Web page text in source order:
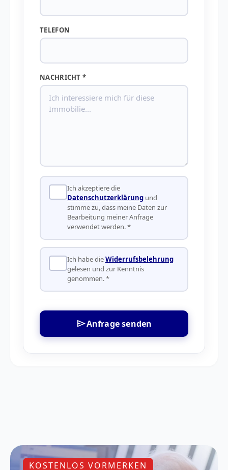
TELEFON
NACHRICHT *
Ich akzeptiere die
Datenschutzerklärungund
stimme zu, dass meine Daten zur
Bearbeitung meiner Anfrage
verwendet werden. *
Ich habe dieWiderrufsbelehrung
gelesen und zur Kenntnis
genommen. *
sendAnfrage senden
KOSTENLOS VORMERKEN